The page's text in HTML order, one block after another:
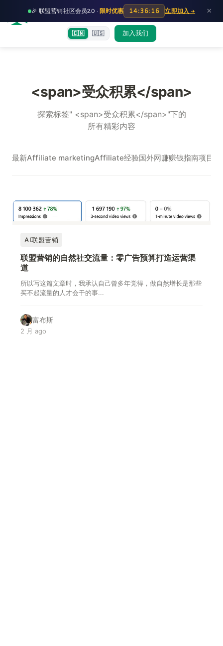
🎉 联盟营销社区会员2.0 · 限时优惠 14:36:16 立即加入 → ×
富裕者联盟 首页文章训练营
HOT
出海教程 认知偏差指南社群交流
🇨🇳 🇺🇸 加入我们
<span>受众积累</span>
探索标签" <span>受众积累</span>"下的
所有精彩内容
最新Affiliate marketingAffiliate经验国外网赚赚钱指南项目实
AI联盟营销
联盟营销的自然社交流量：零广告预算打造运营渠
道
所以写这篇文章时，我承认自己曾多年觉得，做自然增长是那些
买不起流量的人才会干的事...
富布斯
2 月 ago